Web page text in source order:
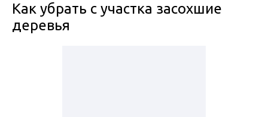
Как убрать с участка засохшие
деревья